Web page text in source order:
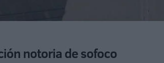
notoria de sofoco